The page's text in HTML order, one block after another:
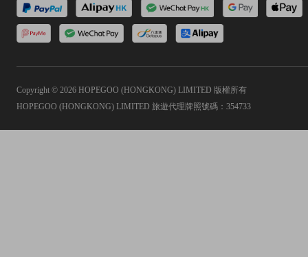
Copyright © 2026 HOPEGOO (HONGKONG) LIMITED 版權所有
HOPEGOO (HONGKONG) LIMITED 旅遊代理牌照號碼：354733